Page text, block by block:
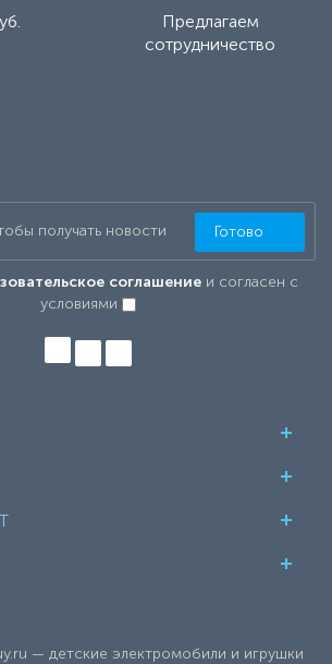
Предлагаем
сотрудничество
соглашениеи согласен с
условиями
Готово
— детские электромобили и игрушки